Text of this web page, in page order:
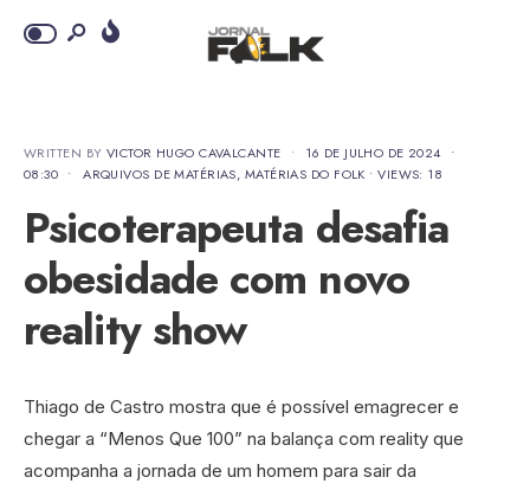
WRITTEN BY VICTOR HUGO CAVALCANTE • 16 DE JULHO DE 2024 •
08:30 • ARQUIVOS DE MATÉRIAS, MATÉRIAS DO FOLK •VIEWS: 18
Psicoterapeuta desafia
obesidade com novo
reality show
Thiago de Castro mostra que é possível emagrecer e
chegar a “Menos Que 100” na balança com reality que
acompanha a jornada de um homem para sair da